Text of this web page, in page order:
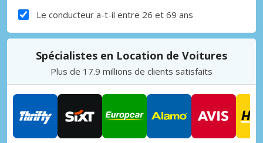
Le conducteur a-t-il entre 26 et 69 ans
Spécialistes en Location de Voitures
Plus de 17.9 millions de clients satisfaits